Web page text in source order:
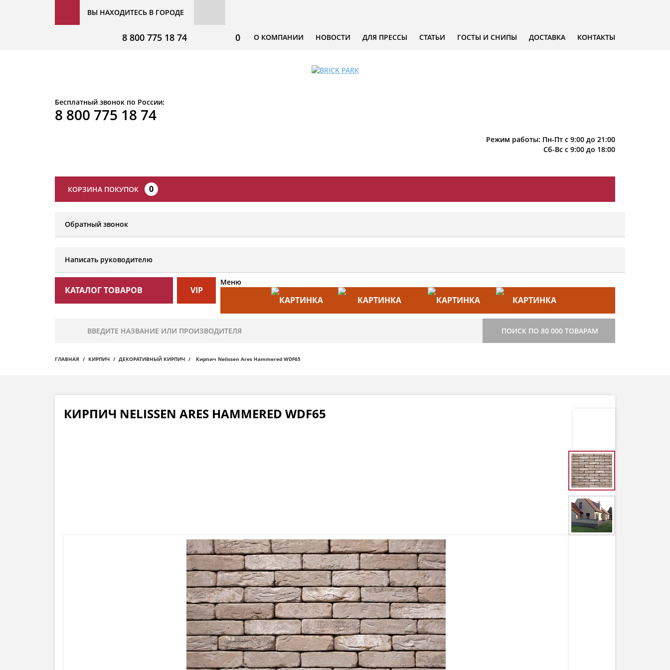
ВЫ НАХОДИТЕСЬ В ГОРОДЕ
О КОМПАНИИ НОВОСТИ ДЛЯ ПРЕССЫ СТАТЬИ ГОСТЫ И СНИПЫ ДОСТАВКА КОНТАКТЫ
0
8 800 775 18 74
Бесплатный звонок по России:
8 800 775 18 74
Режим работы: Пн-Пт с 9:00 до 21:00
Сб-Вс с 9:00 до 18:00
КОРЗИНА ПОКУПОК 0
Обратный звонок
Написать руководителю
КАТАЛОГ ТОВАРОВ VIP
Меню
СТРОИТЕЛЬСТВО
ПОИСК ПО 80 000 ТОВАРАМ
ГЛАВНАЯ КИРПИЧ ДЕКОРАТИВНЫЙ КИРПИЧ Кирпич Nelissen Ares Hammered WDF65
КИРПИЧ NELISSEN ARES HAMMERED WDF65